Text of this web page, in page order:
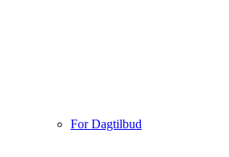
For Dagtilbud